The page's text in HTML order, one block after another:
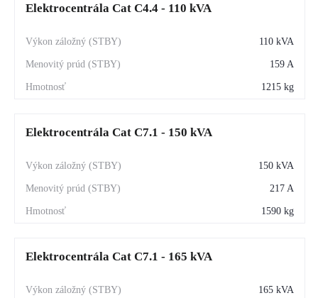
Elektrocentrála Cat C4.4 - 110 kVA
110 kVA
159 A
1215 kg
Elektrocentrála Cat C7.1 - 150 kVA
150 kVA
217 A
1590 kg
Elektrocentrála Cat C7.1 - 165 kVA
165 kVA